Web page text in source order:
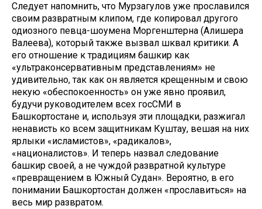
Следует напомнить, что Мурзагулов уже прославился
своим развратным клипом, где копировал другого
одиозного певца-шоумена Моргенштерна (Алишера
Валеева), который также вызвал шквал критики. А
его отношение к традициям башкир как
«ультраконсервативным представлениям» не
удивительно, так как он является крещенным и свою
некую «обеспокоенность» он уже явно проявил,
будучи руководителем всех госСМИ в
Башкортостане и, используя эти площадки, разжигал
ненависть ко всем защитникам Куштау, вешая на них
ярлыки «исламистов», «радикалов»,
«националистов». И теперь назвал следование
башкир своей, а не чуждой развратной культуре
«превращением в Южный Судан». Вероятно, в его
понимании Башкортостан должен «прославиться» на
весь мир развратом.